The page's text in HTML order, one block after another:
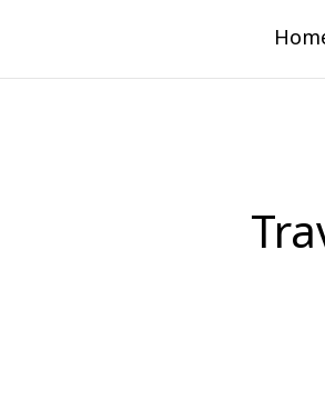
konten